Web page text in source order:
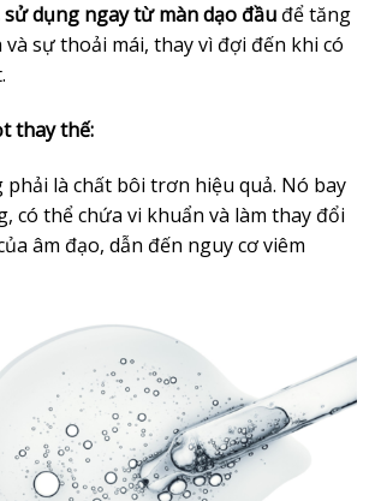
dụng ngay từ màn dạo đầu để tăng
sự thoải mái, thay vì đợi đến khi có
thay thế:
là chất bôi trơn hiệu quả. Nó bay
có thể chứa vi khuẩn và làm thay đổi
âm đạo, dẫn đến nguy cơ viêm